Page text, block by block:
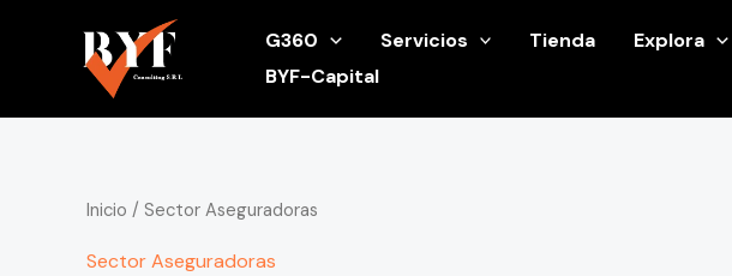
G360 Servicios Tienda Explora
BYF-Capital
Inicio / Sector Aseguradoras
Sector Aseguradoras